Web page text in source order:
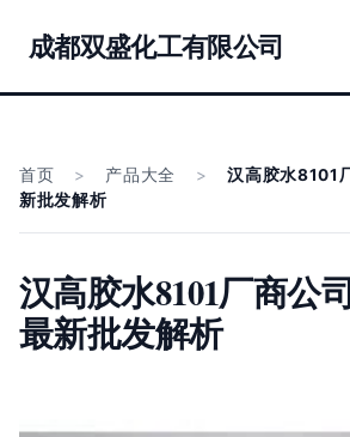
成都双盛化工有限公司
首页 > 产品大全 >
汉高胶水8101
新批发解析
汉高胶水8101厂商公
最新批发解析